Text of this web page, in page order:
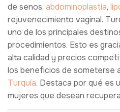
de senos, abdominoplastia,
rejuvenecimiento vaginal.
uno de los principales
procedimientos. Esto es
alta calidad y precios
los beneficios de someterse
Turquía. Destaca por qué es
mujeres que desean